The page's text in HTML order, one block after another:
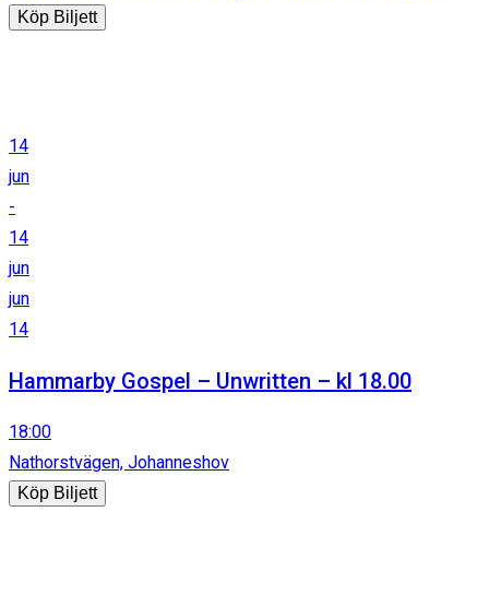
Köp Biljett
14
jun
-
14
jun
jun
14
Hammarby Gospel – Unwritten – kl 18.00
18:00
Nathorstvägen, Johanneshov
Köp Biljett